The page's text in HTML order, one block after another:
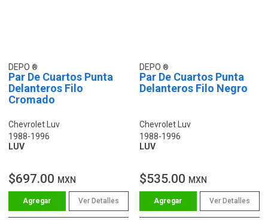
DEPO
Par De Cuartos Punta
Delanteros Filo
Cromado
Chevrolet Luv
1988-1996
LUV
$697.00 MXN
Ver Detalles
DEPO
Par De Cuartos Punta
Delanteros Filo Negro
Chevrolet Luv
1988-1996
LUV
$535.00 MXN
Ver Detalles